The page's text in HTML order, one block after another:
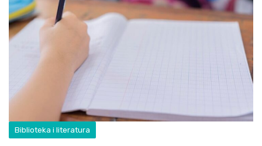
Biblioteka i literatura